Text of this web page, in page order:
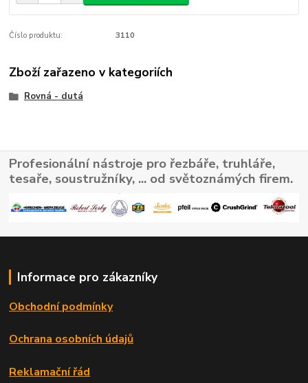
Číslo produktu: 3110
Zboží zařazeno v kategoriích
Rovná - dutá
Profesionální nástroje pro řezbáře, truhláře,
tesaře, soustružníky, ... od světoznámých firem.
Informace pro zákazníky
Obchodní podmínky
Ochrana osobních údajů
Reklamační řád